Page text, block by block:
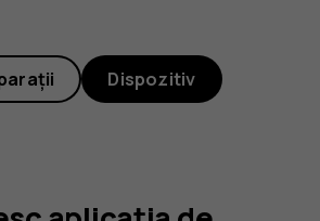
Dispozitiv